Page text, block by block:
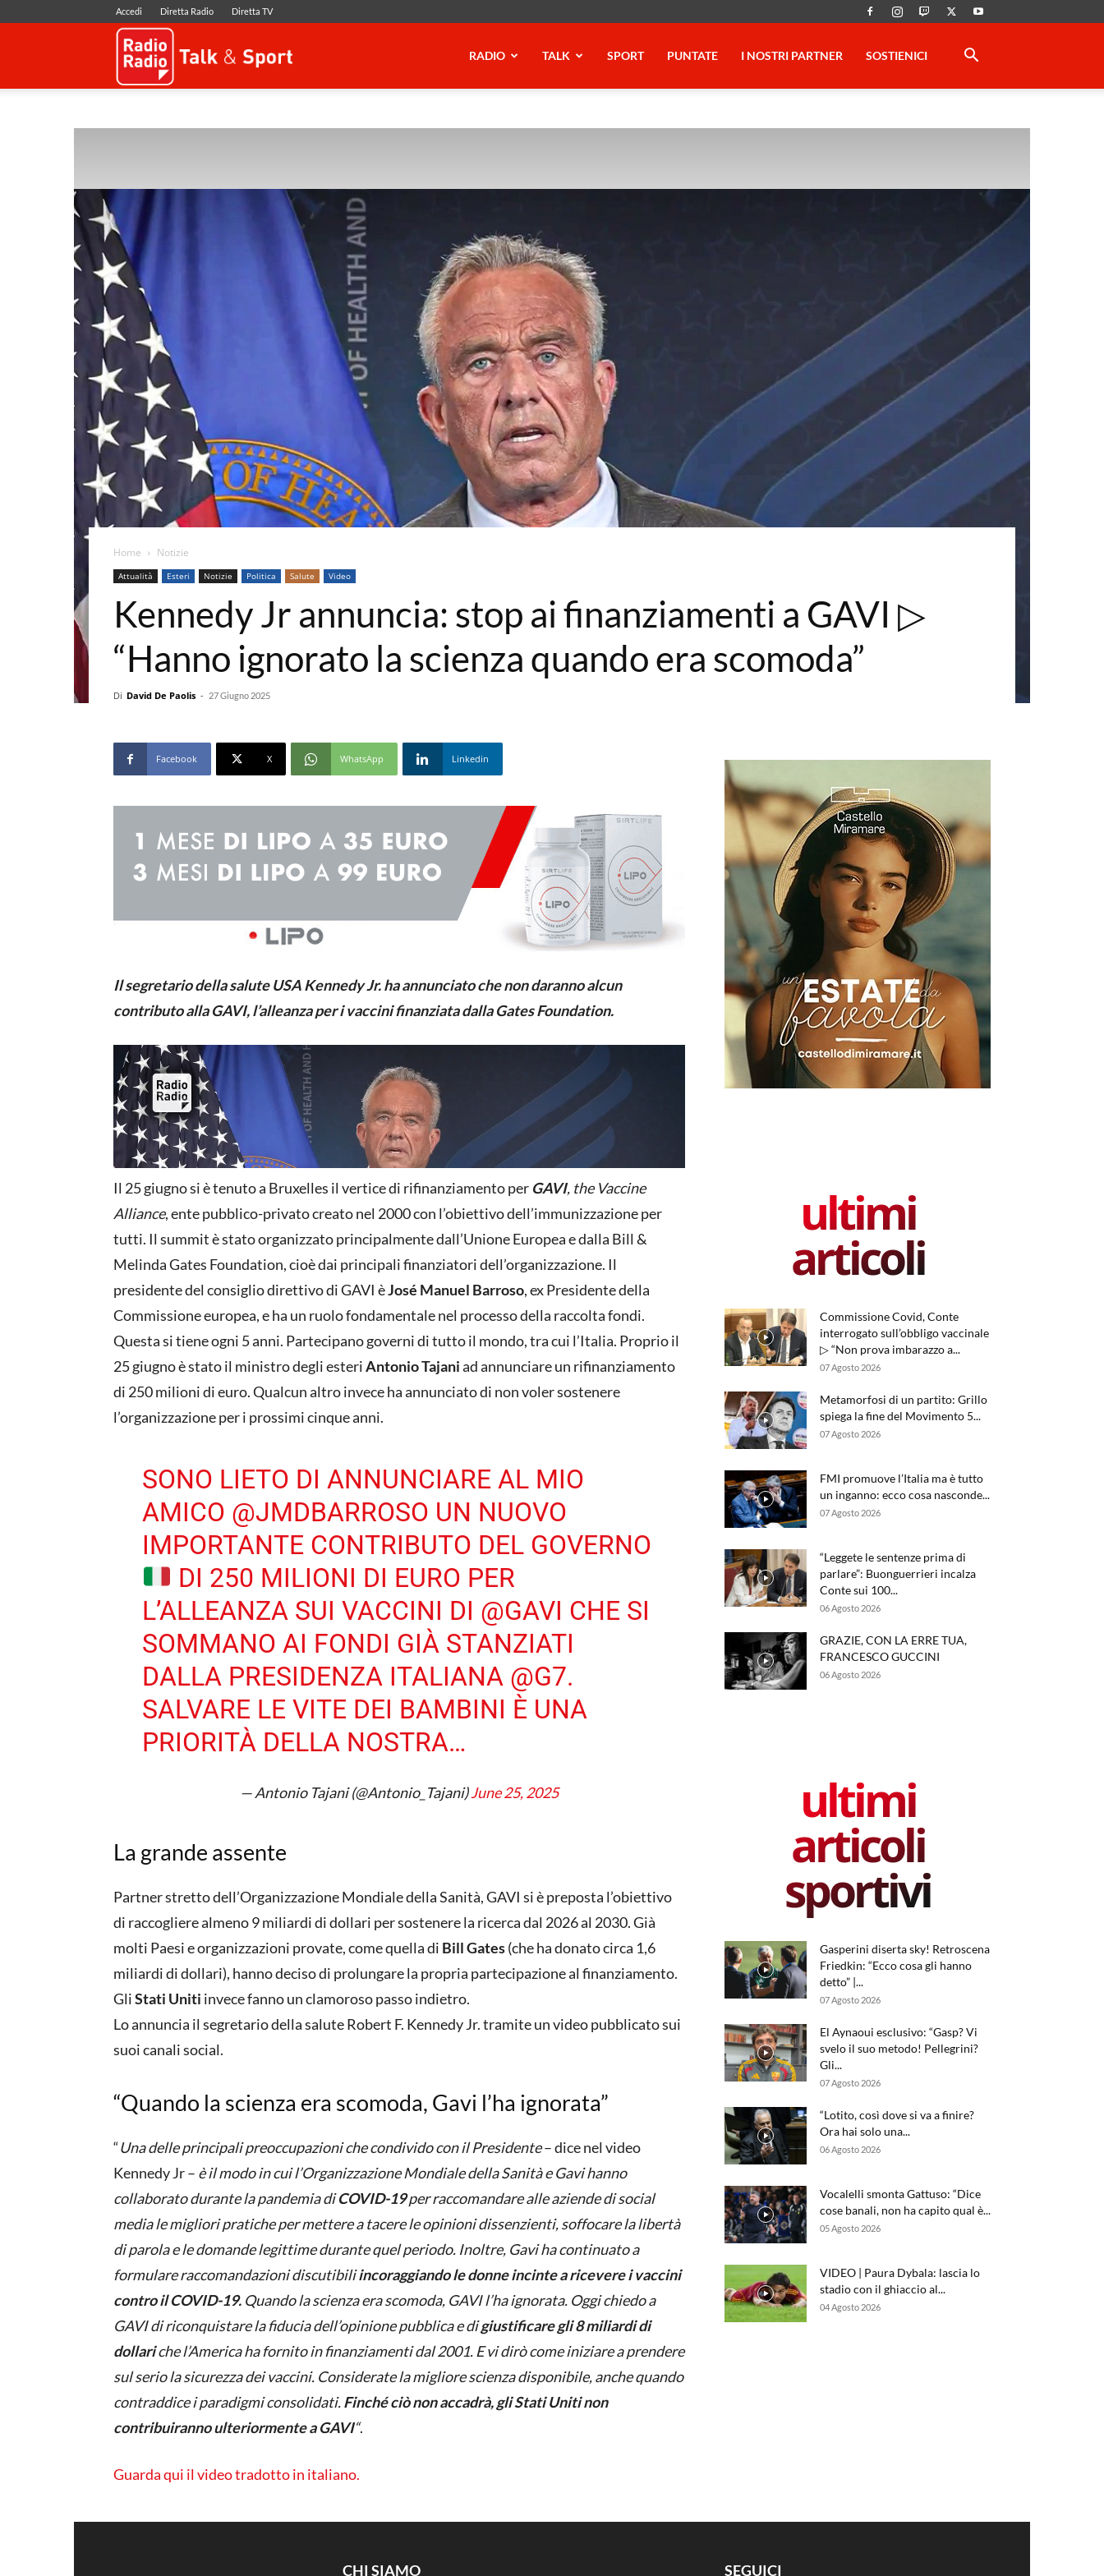
Accedi Diretta Radio Diretta TV
RADIO TALK SPORT PUNTATE I NOSTRI PARTNER SOSTIENICI
Home Notizie
Attualità Esteri Notizie Politica Salute Video
Kennedy Jr annuncia: stop ai finanziamenti a GAVI ▷
“Hanno ignorato la scienza quando era scomoda”
Di David De Paolis - 27 Giugno 2025
Facebook X WhatsApp Linkedin
Il segretario della salute USA Kennedy Jr. ha annunciato che non daranno alcun
contributo alla GAVI, l’alleanza per i vaccini finanziata dalla Gates Foundation.
Il 25 giugno si è tenuto a Bruxelles il vertice di rifinanziamento per GAVI, the Vaccine
Alliance, ente pubblico-privato creato nel 2000 con l’obiettivo dell’immunizzazione per
tutti. Il summit è stato organizzato principalmente dall’Unione Europea e dalla Bill &
Melinda Gates Foundation, cioè dai principali finanziatori dell’organizzazione. Il
presidente del consiglio direttivo di GAVI èJosé Manuel Barroso, ex Presidente della
Commissione europea, e ha un ruolo fondamentale nel processo della raccolta fondi.
Questa si tiene ogni 5 anni. Partecipano governi di tutto il mondo, tra cui l’Italia. Proprio il
25 giugno è stato il ministro degli esteriAntonio Tajaniad annunciare un rifinanziamento
di 250 milioni di euro. Qualcun altro invece ha annunciato di non voler sostenere
l’organizzazione per i prossimi cinque anni.
SONO LIETO DI ANNUNCIARE AL MIO
AMICO @JMDBARROSO UN NUOVO
IMPORTANTE CONTRIBUTO DEL GOVERNO
DI 250 MILIONI DI EURO PER
L’ALLEANZA SUI VACCINI DI @GAVI CHE SI
SOMMANO AI FONDI GIÀ STANZIATI
DALLA PRESIDENZA ITALIANA @G7.
SALVARE LE VITE DEI BAMBINI È UNA
PRIORITÀ DELLA NOSTRA…
— Antonio Tajani (@Antonio_Tajani)June 25, 2025
La grande assente
Partner stretto dell’Organizzazione Mondiale della Sanità, GAVI si è preposta l’obiettivo
di raccogliere almeno 9 miliardi di dollari per sostenere la ricerca dal 2026 al 2030. Già
molti Paesi e organizzazioni provate, come quella di Bill Gates(che ha donato circa 1,6
miliardi di dollari), hanno deciso di prolungare la propria partecipazione al finanziamento.
GliStati Uniti invece fanno un clamoroso passo indietro.
Lo annuncia il segretario della salute Robert F. Kennedy Jr. tramite un video pubblicato sui
suoi canali social.
“Quando la scienza era scomoda, Gavi l’ha ignorata”
“Una delle principali preoccupazioni che condivido con il Presidente– dice nel video
Kennedy Jr – è il modo in cui l’Organizzazione Mondiale della Sanità e Gavi hanno
collaborato durante la pandemia diCOVID-19per raccomandare alle aziende di social
media le migliori pratiche per mettere a tacere le opinioni dissenzienti, soffocare la libertà
di parola e le domande legittime durante quel periodo. Inoltre, Gavi ha continuato a
formulare raccomandazioni discutibiliincoraggiando le donne incinte a ricevere i vaccini
contro il COVID-19. Quando la scienza era scomoda, GAVI l’ha ignorata. Oggi chiedo a
GAVI di riconquistare la fiducia dell’opinione pubblica e digiustificare gli 8 miliardi di
dollariche l’America ha fornito in finanziamenti dal 2001. E vi dirò come iniziare a prendere
sul serio la sicurezza dei vaccini. Considerate la migliore scienza disponibile, anche quando
contraddice i paradigmi consolidati.Finché ciò non accadrà, gli Stati Uniti non
contribuiranno ulteriormente a GAVI“.
Guarda qui il video tradotto in italiano.
ultimi
articoli
Commissione Covid, Conte
interrogato sull’obbligo vaccinale
▷ “Non prova imbarazzo a...
07 Agosto 2026
Metamorfosi di un partito: Grillo
spiega la fine del Movimento 5...
07 Agosto 2026
FMI promuove l’Italia ma è tutto
un inganno: ecco cosa nasconde...
07 Agosto 2026
“Leggete le sentenze prima di
parlare”: Buonguerrieri incalza
Conte sui 100...
06 Agosto 2026
GRAZIE, CON LA ERRE TUA,
FRANCESCO GUCCINI
06 Agosto 2026
ultimi
articoli
sportivi
Gasperini diserta sky! Retroscena
Friedkin: “Ecco cosa gli hanno
detto” |...
07 Agosto 2026
El Aynaoui esclusivo: “Gasp? Vi
svelo il suo metodo! Pellegrini?
Gli...
07 Agosto 2026
“Lotito, così dove si va a finire?
Ora hai solo una...
06 Agosto 2026
Vocalelli smonta Gattuso: “Dice
cose banali, non ha capito qual è...
05 Agosto 2026
VIDEO | Paura Dybala: lascia lo
stadio con il ghiaccio al...
04 Agosto 2026
CHI SIAMO SEGUICI